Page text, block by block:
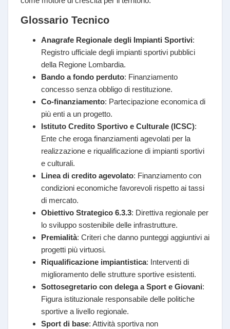
Glossario Tecnico
Anagrafe Regionale degli Impianti Sportivi:
Registro ufficiale degli impianti sportivi pubblici
della Regione Lombardia.
Bando a fondo perduto: Finanziamento
concesso senza obbligo di restituzione.
Co-finanziamento: Partecipazione economica di
più enti a un progetto.
Istituto Credito Sportivo e Culturale (ICSC):
Ente che eroga finanziamenti agevolati per la
realizzazione e riqualificazione di impianti sportivi
e culturali.
Linea di credito agevolato: Finanziamento con
condizioni economiche favorevoli rispetto ai tassi
di mercato.
Obiettivo Strategico 6.3.3: Direttiva regionale per
lo sviluppo sostenibile delle infrastrutture.
Premialità: Criteri che danno punteggi aggiuntivi ai
progetti più virtuosi.
Riqualificazione impiantistica: Interventi di
miglioramento delle strutture sportive esistenti.
Sottosegretario con delega a Sport e Giovani:
Figura istituzionale responsabile delle politiche
sportive a livello regionale.
Sport di base: Attività sportiva non